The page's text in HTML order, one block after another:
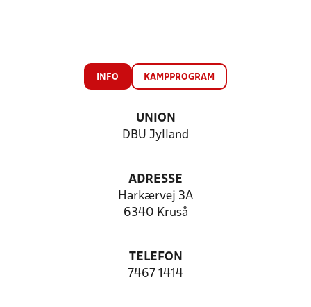
INFO KAMPPROGRAM
UNION
DBU Jylland
ADRESSE
Harkærvej 3A
6340 Kruså
TELEFON
7467 1414